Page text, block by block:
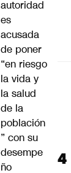
autoridad
es
acusada
de poner
“en riesgo
la vida y
la salud
de la
población
” con su
desempe
ño